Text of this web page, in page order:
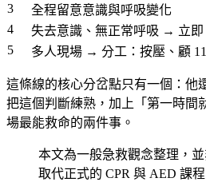
3
全程留意意識與呼吸變化
4
失去意識、無正常呼吸 → 立即
5
多人現場 → 分工：按壓、顧
這條線的核心分岔點只有一個： 他
把這個判斷練熟，加上「第一時間
場最能救命的兩件事。
本文為一般急救觀念整理，
取代正式的 CPR 與 AED 課